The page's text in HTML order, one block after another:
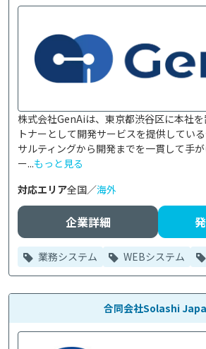
株式会社GenAiは、東京都渋谷区に本社
トナーとして開発サービスを提供してい
サルティングから開発までを一貫して手
ー...もっと見る
対応エリア全国／海外
企業詳細
業務システム WEBシステム
合同会社Solashi